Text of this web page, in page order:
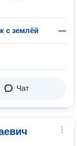
с землёй —
Чат